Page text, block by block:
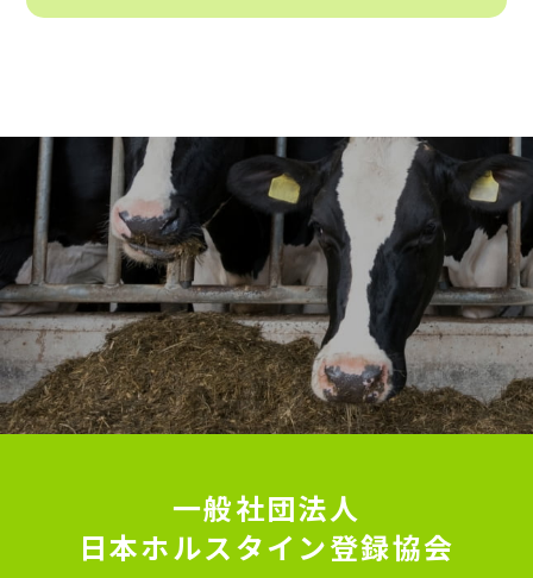
一般社団法人
日本ホルスタイン登録協会